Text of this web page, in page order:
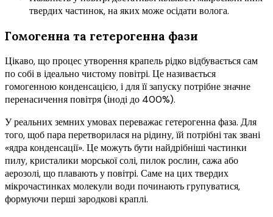
твердих частинок, на яких може осідати волога.
Гомогенна та гетерогенна фази
Цікаво, що процес утворення крапель рідко відбувається сам
по собі в ідеально чистому повітрі. Це називається
гомогенною конденсацією, і для її запуску потрібне значне
перенасичення повітря (іноді до 400%).
У реальних земних умовах переважає гетерогенна фаза. Для
того, щоб пара перетворилася на рідину, їй потрібні так звані
«ядра конденсації». Це можуть бути найдрібніші частинки
пилу, кристалики морської солі, пилок рослин, сажа або
аерозолі, що плавають у повітрі. Саме на цих твердих
мікрочастинках молекули води починають групуватися,
формуючи перші зародкові краплі.